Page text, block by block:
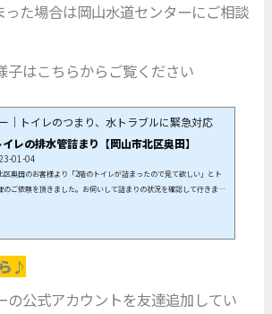
った場合は岡山水道センターにご相談
子はこちらからご覧ください
｜トイレのつまり、水トラブルに緊急対応
レの排水管詰まり【岡山市北区奥田】
01-04
区奥田のお客様より「2階のトイレが詰まったので見て欲しい」とト
のご依頼を頂きました。お伺いして詰まりの状況を確認して行きま
で家の外側から作業してみましょう。家の外にある...
♪
の公式アカウントを友達追加してい